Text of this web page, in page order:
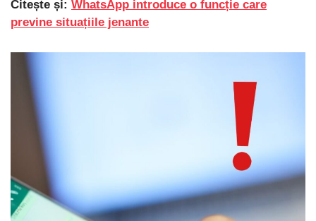
Citește și: WhatsApp introduce o funcție care
previne situațiile jenante